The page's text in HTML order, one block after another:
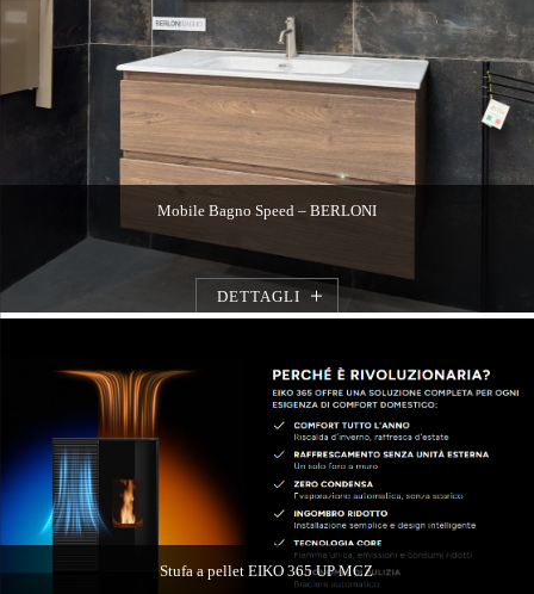
Mobile Bagno Speed – BERLONI
DETTAGLI
Stufa a pellet EIKO 365 UP MCZ